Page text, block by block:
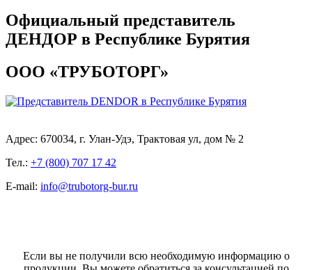
Официальный представитель
ДЕНДОР в Республике Бурятия
ООО «ТРУБОТОРГ»
Адрес: 670034, г. Улан-Удэ, Трактовая ул, дом № 2
Тел.: +7 (800) 707 17 42
E-mail: info@trubotorg-bur.ru
Если вы не получили всю необходимую информацию о